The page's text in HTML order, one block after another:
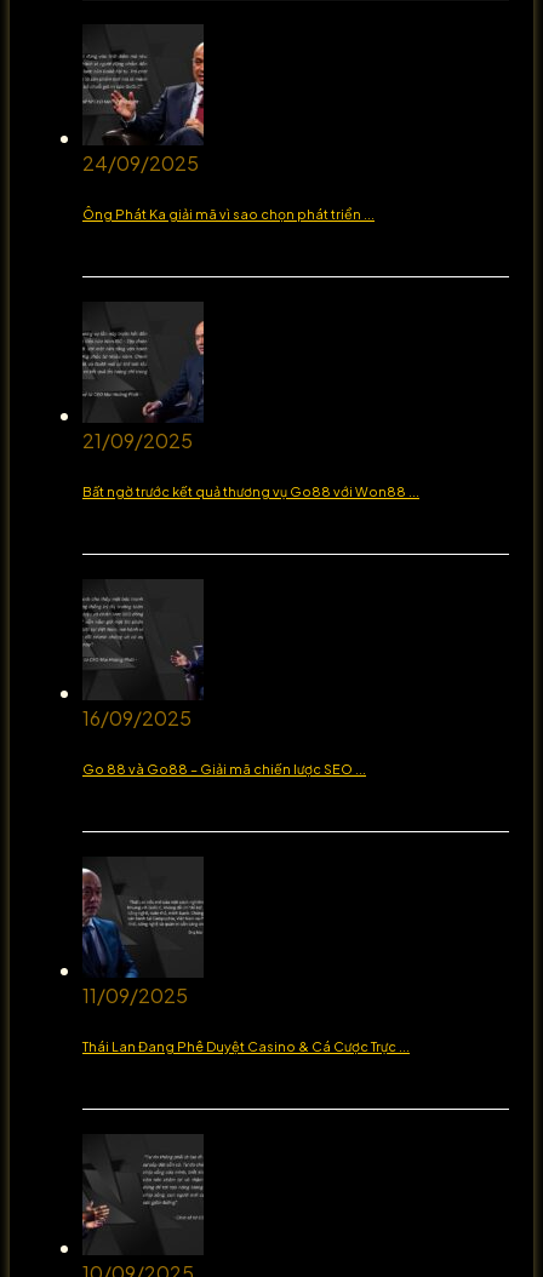
24/09/2025
Ông Phát Ka giải mã vì sao chọn phát triển ...
21/09/2025
Bất ngờ trước kết quả thương vụ Go88 với Won88 ...
16/09/2025
Go 88 và Go88 – Giải mã chiến lược SEO ...
11/09/2025
Thái Lan Đang Phê Duyệt Casino & Cá Cược Trực ...